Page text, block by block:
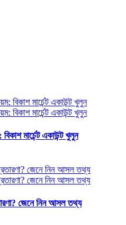
মার্চেন্ট একাউন্ট খুলুন
জেনে নিন আসল তথ্য